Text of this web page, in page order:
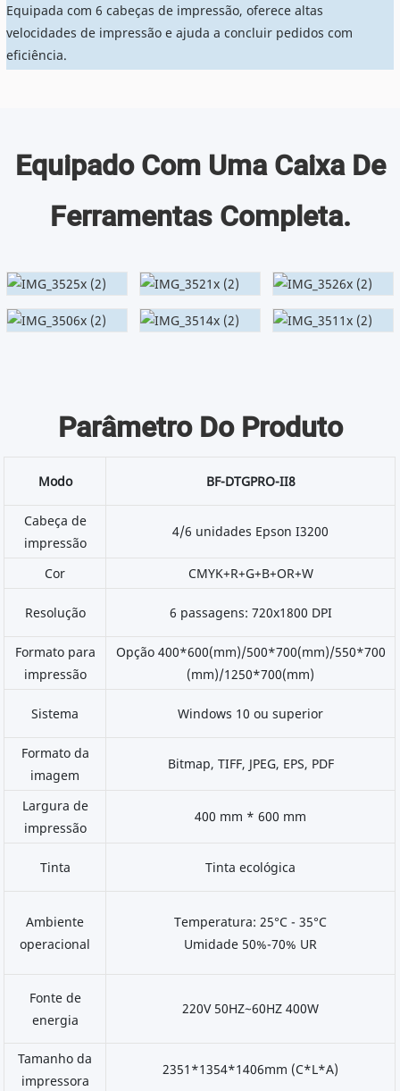
Equipada com 6 cabeças de impressão, oferece altas
velocidades de impressão e ajuda a concluir pedidos com
eficiência.
Equipado Com Uma Caixa De
Ferramentas Completa.
Parâmetro Do Produto
Modo BF-DTGPRO-II8
Cabeça de
impressão
4/6 unidades Epson I3200
Cor CMYK+R+G+B+OR+W
Resolução 6 passagens: 720x1800 DPI
Formato para
impressão
Opção 400*600(mm)/500*700(mm)/550*700
(mm)/1250*700(mm)
Sistema Windows 10 ou superior
Formato da
imagem
Bitmap, TIFF, JPEG, EPS, PDF
Largura de
impressão
400 mm * 600 mm
Tinta Tinta ecológica
Ambiente
operacional
Temperatura: 25°C - 35°C
Umidade 50%-70% UR
Fonte de
energia
220V 50HZ~60HZ 400W
Tamanho da
impressora
2351*1354*1406mm (C*L*A)